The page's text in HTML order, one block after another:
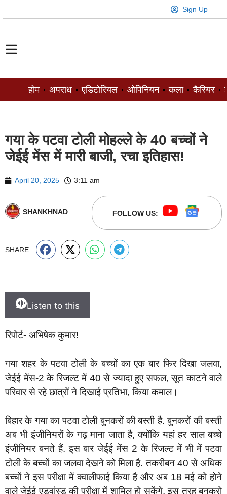
Sign Up
होम अपराध एडिटोरियल ओपिनियन कला कैरियर
गया के पटवा टोली मोहल्ले के 40 बच्चों ने
जेईई मेंस में मारी बाजी, रचा इतिहास!
April 20, 2025 3:11 am
SHANKHNAD FOLLOW US:
SHARE:
Listen to this
रिपोर्ट- अभिषेक कुमार!
गया शहर के पटवा टोली के बच्चों का एक बार फिर दिखा जलवा,
जेईई मेंस-2 के रिजल्ट में 40 से ज्यादा हुए सफल, सूत काटने वाले
परिवार से रहे छात्रों ने दिखाई प्रतिभा, किया कमाल।
बिहार के गया का पटवा टोली बुनकरों की बस्ती है. बुनकरों की बस्ती
अब भी इंजीनियरों के गढ़ माना जाता है, क्योंकि यहां हर साल बच्चे
इंजीनियर बनते हैं. इस बार जेईई मेंस 2 के रिजल्ट में भी में पटवा
टोली के बच्चों का जलवा देखने को मिला है. तकरीबन 40 से अधिक
बच्चों ने इस परीक्षा में क्वालीफाई किया है और अब 18 मई को होने
वाले जेईई एडवांस्ड की परीक्षा में शामिल हो सकेंगे. इस तरह बुुनकरो